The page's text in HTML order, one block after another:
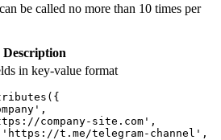
be called no more than 10 times per
Description
in key-value format
company-site.com',
t.me/telegram-channel',